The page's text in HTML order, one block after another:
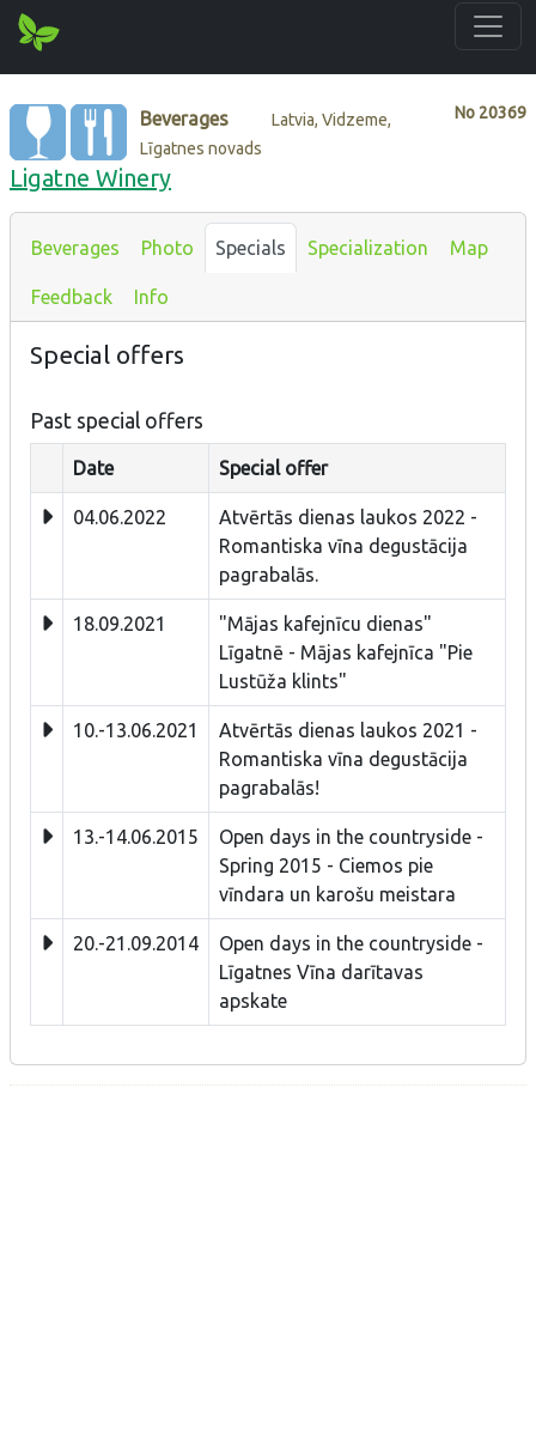
No 20369
Beverages
Latvia, Vidzeme,
Līgatnes novads
Ligatne Winery
Beverages Photo Specials Specialization Map
Feedback Info
Special offers
Past special offers
Date Special offer
04.06.2022
Atvērtās dienas laukos 2022 -
Romantiska vīna degustācija
pagrabalās.
18.09.2021
"Mājas kafejnīcu dienas"
Līgatnē - Mājas kafejnīca "Pie
Lustūža klints"
10.-13.06.2021
Atvērtās dienas laukos 2021 -
Romantiska vīna degustācija
pagrabalās!
13.-14.06.2015
Open days in the countryside -
Spring 2015 - Ciemos pie
vīndara un karošu meistara
20.-21.09.2014
Open days in the countryside -
Līgatnes Vīna darītavas
apskate